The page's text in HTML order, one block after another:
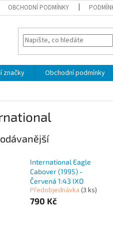
OBCHODNÍ PODMÍNKY
značky Obchodní podmínky
International Eagle
Cabover (1995) -
Červená 1:43 IXO
Předobjednávka (3 ks)
790 Kč